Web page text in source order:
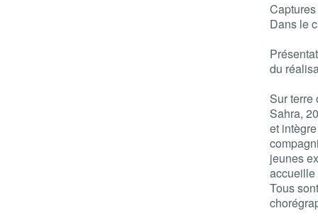
Dans le
du
Sur terre
Sahra,
et
jeunes
accueille
Tous